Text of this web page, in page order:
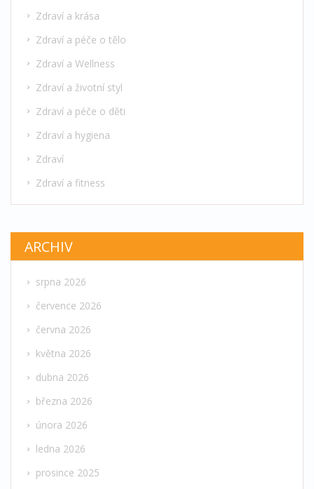
Zdraví a krása
Zdraví a péče o tělo
Zdraví a Wellness
Zdraví a životní styl
Zdraví a péče o děti
Zdraví a hygiena
Zdraví
Zdraví a fitness
ARCHIV
srpna 2026
července 2026
června 2026
května 2026
dubna 2026
března 2026
února 2026
ledna 2026
prosince 2025